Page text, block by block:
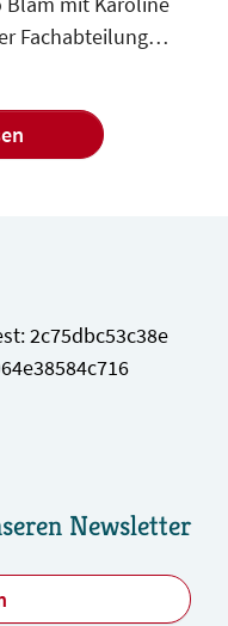
Fachabteilung
2c75dbc53c38e
Newsletter